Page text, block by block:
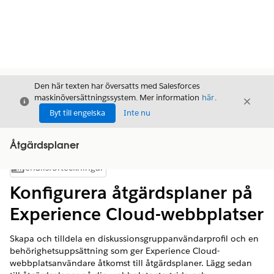
Stäng
Den här texten har översatts med Salesforces
maskinöversättningssystem. Mer information här.
Byt till engelska
Inte nu
Stäng
Åtgärdsplaner
Visa innehållsförteckning
Innehållsförteckningar
Konfigurera åtgärdsplaner på
Experience Cloud-webbplatser
Skapa och tilldela en diskussionsgruppanvändarprofil och en
behörighetsuppsättning som ger Experience Cloud-
webbplatsanvändare åtkomst till åtgärdsplaner. Lägg sedan